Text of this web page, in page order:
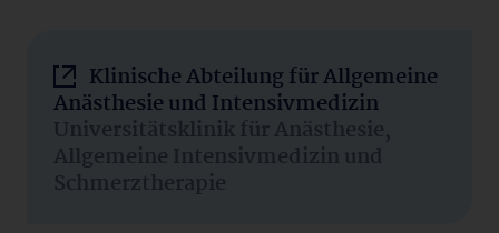
Klinische Abteilung für Allgemeine
Anästhesie und Intensivmedizin
Universitätsklinik für Anästhesie,
Allgemeine Intensivmedizin und
Schmerztherapie